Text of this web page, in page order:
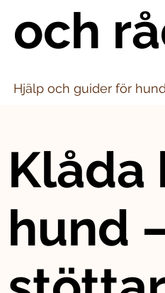
och
Hjälp och guider för
Klåda
hund